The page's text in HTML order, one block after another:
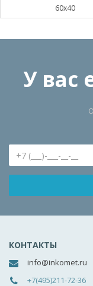
60x40
У вас
КОНТАКТЫ
info@inkomet.ru
+7(495)211-72-36